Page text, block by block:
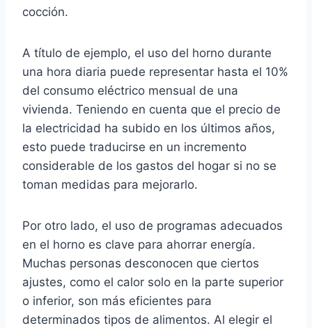
cocción.
A título de ejemplo, el uso del horno durante
una hora diaria puede representar hasta el 10%
del consumo eléctrico mensual de una
vivienda. Teniendo en cuenta que el precio de
la electricidad ha subido en los últimos años,
esto puede traducirse en un incremento
considerable de los gastos del hogar si no se
toman medidas para mejorarlo.
Por otro lado, el uso de programas adecuados
en el horno es clave para ahorrar energía.
Muchas personas desconocen que ciertos
ajustes, como el calor solo en la parte superior
o inferior, son más eficientes para
determinados tipos de alimentos. Al elegir el